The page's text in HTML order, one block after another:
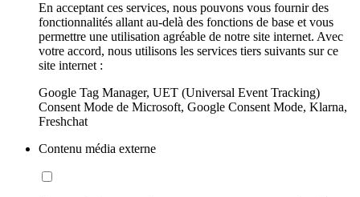
En acceptant ces services, nous pouvons vous fournir des
fonctionnalités allant au-delà des fonctions de base et vous
permettre une utilisation agréable de notre site internet. Avec
votre accord, nous utilisons les services tiers suivants sur ce
site internet :
Google Tag Manager, UET (Universal Event Tracking)
Consent Mode de Microsoft, Google Consent Mode, Klarna,
Freshchat
Contenu média externe